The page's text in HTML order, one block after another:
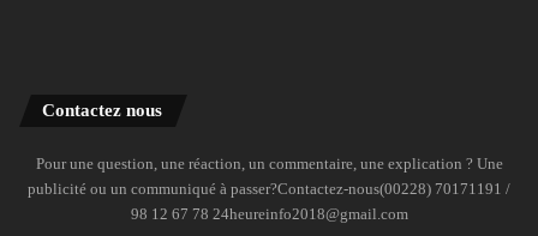
Contactez nous
Pour une question, une réaction, un commentaire, une explication ? Une
publicité ou un communiqué à passer?Contactez-nous(00228) 70171191 /
98 12 67 78 24heureinfo2018@gmail.com